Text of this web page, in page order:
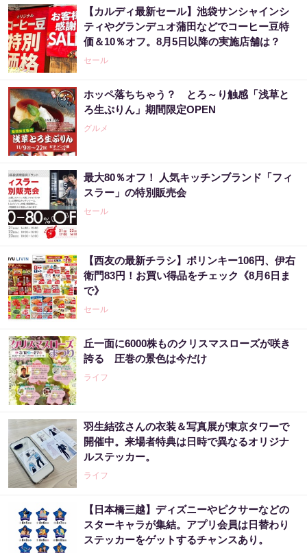
【カルディ最新セール】池袋サンシャインシ
ティやグランデュオ蒲田などでコーヒー豆特
価＆10％オフ。8月5日以降の実施店舗は？
セール
ホッペ落ちちゃう？ とろ～り触感「浅草と
ろ生ぷりん」期間限定OPEN
グルメ
最大80％オフ！ 人気キッチンブランド「フィ
スラー」の特別販売会
セール
【西友の最新チラシ】ポリンキー106円、伊右
衛門83円！お買い得品をチェック《8月6日ま
で》
セール
丘一面に6000株ものクリスマスローズが咲き
誇る 圧巻の景色は今だけ
ライフ
羽生結弦さんの衣装＆写真展が東京タワーで
開催中。来場者特典は日時で異なるオリジナ
ルステッカー。
ライフ
【日本橋三越】ディズニーやピクサーなどの
スターキャラが集結。アプリ会員は日替わり
ステッカーをゲットするチャンスあり。